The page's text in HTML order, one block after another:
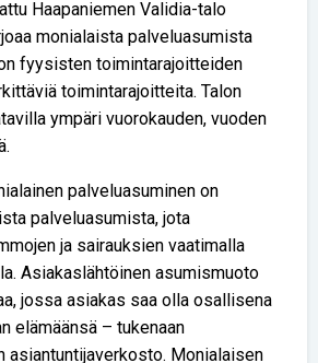
Haapaniemen Validia-talo
monialaista palveluasumista
fyysisten toimintarajoitteiden
toimintarajoitteita. Talon
ympäri vuorokauden, vuoden
palveluasuminen on
palveluasumista, jota
ja sairauksien vaatimalla
Asiakaslähtöinen asumismuoto
jossa asiakas saa olla osallisena
elämäänsä – tukenaan
asiantuntijaverkosto. Monialaisen